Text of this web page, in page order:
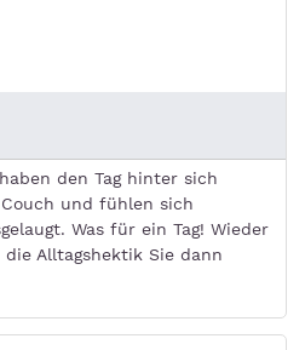
den Tag hinter sich
und fühlen sich
Was für ein Tag! Wieder
Alltagshektik Sie dann